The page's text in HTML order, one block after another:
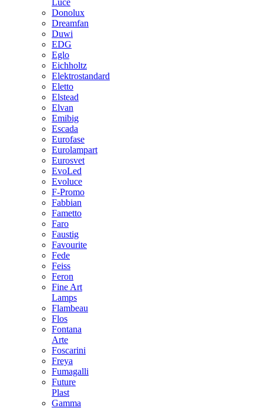
Luce
Donolux
Dreamfan
Duwi
EDG
Eglo
Eichholtz
Elektrostandard
Eletto
Elstead
Elvan
Emibig
Escada
Eurofase
Eurolampart
Eurosvet
EvoLed
Evoluce
F-Promo
Fabbian
Fametto
Faro
Faustig
Favourite
Fede
Feiss
Feron
Fine Art
Lamps
Flambeau
Flos
Fontana
Arte
Foscarini
Freya
Fumagalli
Future
Plast
Gamma